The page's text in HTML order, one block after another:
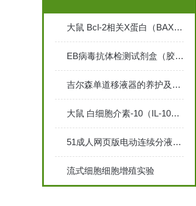
大鼠 Bcl-2相关X蛋白（BAX） ELISA 检测试剂盒说明书
EB病毒抗体检测试剂盒（胶体金法）说 明 书
吉尔森单道移液器的养护及注意事项说明
大鼠 白细胞介素-10（IL-10）ELISA 检测试剂盒说明书
51成人网页版电动连续分液器的主要结构特点和应用
流式细胞细胞增殖实验